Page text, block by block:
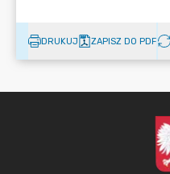
DRUKUJ ZAPISZ DO PDF